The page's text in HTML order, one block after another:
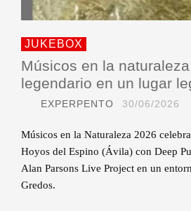
JUKEBOX
Músicos en la
legendario en un lugar
EXPERPENTO 30/06/2026
Músicos en la Naturaleza 2026
Hoyos del Espino (Ávila) con Deep
Alan Parsons Live Project en un
Gredos.